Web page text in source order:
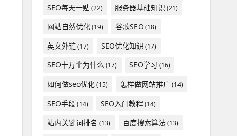
SEO每天一贴(22) 服务器基础知识 (21)
网站自然优化(19) 谷歌SEO (18)
英文外链(17) SEO优化知识 (17)
SEO十万个为什么 (17) SEO学习 (16)
如何做seo优化(15) 怎样做网站推广(14)
SEO手段(14) SEO入门教程(14)
站内关键词排名 (13) 百度搜索算法(13)